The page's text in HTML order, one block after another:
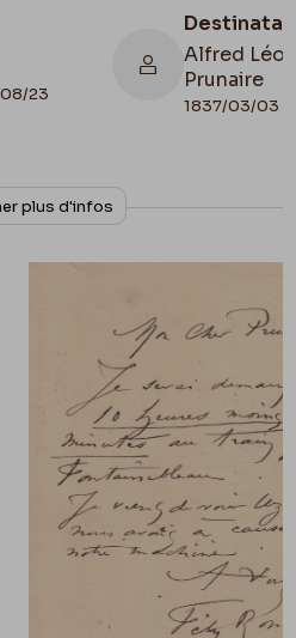
23
Alfred
Prunaire
1837/03/03 -
Collationnage
Autographe
plus d'infos